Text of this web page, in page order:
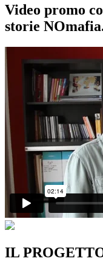
Video promo
storie
IL